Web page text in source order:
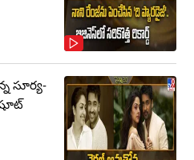
సూర్య-